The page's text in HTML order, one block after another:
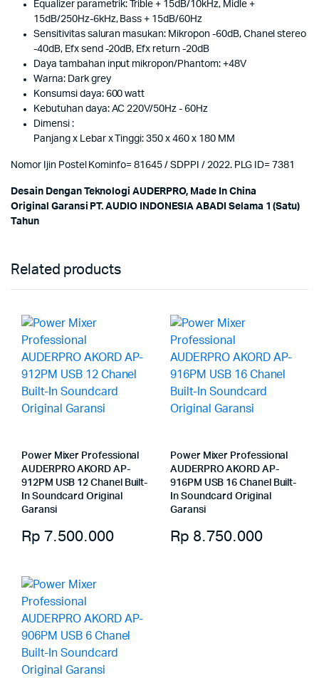
Equalizer parametrik: Trible + 15dB/10kHz, Midle +
15dB/250Hz-6kHz, Bass + 15dB/60Hz
Sensitivitas saluran masukan: Mikropon -60dB, Chanel stereo
-40dB, Efx send -20dB, Efx return -20dB
Daya tambahan input mikropon/Phantom: +48V
Warna: Dark grey
Konsumsi daya: 600 watt
Kebutuhan daya: AC 220V/50Hz - 60Hz
Dimensi :
Panjang x Lebar x Tinggi: 350 x 460 x 180 MM
Nomor Ijin Postel Kominfo= 81645 / SDPPI / 2022. PLG ID= 7381
Desain Dengan Teknologi AUDERPRO, Made In China
Original Garansi PT. AUDIO INDONESIA ABADI Selama 1 (Satu)
Tahun
Related products
Power Mixer Professional
AUDERPRO AKORD AP-
912PM USB 12 Chanel Built-
In Soundcard Original
Garansi
Rp 7.500.000
Power Mixer Professional
AUDERPRO AKORD AP-
916PM USB 16 Chanel Built-
In Soundcard Original
Garansi
Rp 8.750.000